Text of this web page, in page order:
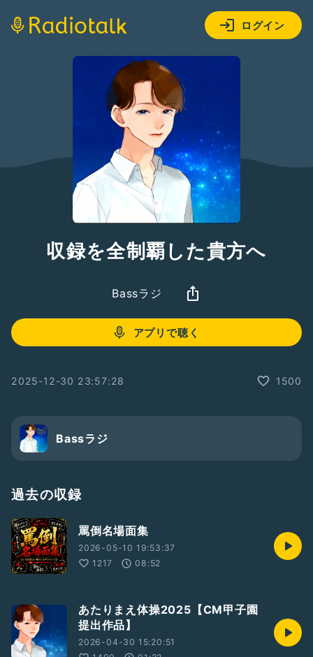
ログイン
収録を全制覇した貴方へ
Bassラジ
アプリで聴く
2025-12-30 23:57:28 1500
Bassラジ
過去の収録
罵倒名場面集
2026-05-10 19:53:37
1217
08:52
あたりまえ体操2025【CM甲子園
提出作品】
2026-04-30 15:20:51